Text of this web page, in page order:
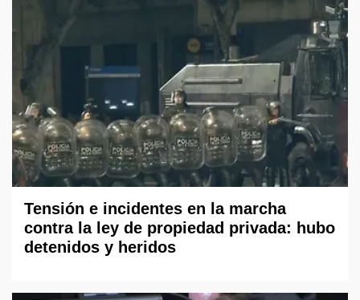
Tensión e incidentes en la marcha
contra la ley de propiedad privada: hubo
detenidos y heridos